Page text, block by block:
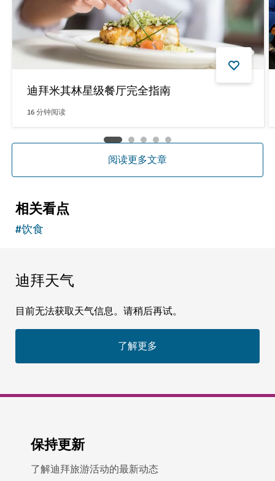
迪拜米其林星级餐厅完全指南
16分钟阅读
阅读更多文章
相关看点
#饮食
迪拜天气
目前无法获取天气信息。请稍后再试。
了解更多
保持更新
了解迪拜旅游活动的最新动态